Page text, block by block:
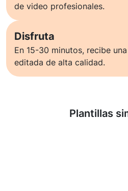
de video profesionales.
Disfruta
En 15-30 minutos, recibe
editada de alta calidad.
Plantillas
Saber